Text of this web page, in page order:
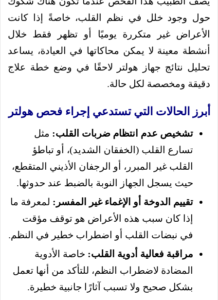
حول وجود خلل في نظم القلب، خاصةً إذا كانت
الأعراض غير متكررة يوميًا أو تظهر فقط خلال
أنشطة معينة لا يمكن محاكاتها في العيادة، يساعد
تحليل نتائج جهاز هولتر لاحقًا في وضع خطة علاج
دقيقة ومخصصة لكل حالة.
أبرز الحالات التي تستدعي إجراء فحص هولتر
تشخيص عدم انتظام ضربات القلب: مثل
تسارع القلب (الخفقان الشديد)، أو تباطؤ
القلب غير المبرر، أو الرجفان الأذيني المتقطع،
حيث يسجل الجهاز النوبة بالضبط عند حدوثها.
تقييم الدوخة أو الإغماء غير المفسر: لمعرفة ما
إذا كان سبب هذه الأعراض هو توقف مؤقت
في نبضات القلب أو اضطراب خطير في النظم.
مراقبة فعالية أدوية القلب: خاصة الأدوية
المضادة لاضطراب النظم، للتأكد من أنها تعمل
بشكل صحيح ولا تسبب آثارًا جانبية خطيرة.